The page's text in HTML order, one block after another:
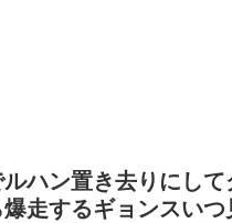
ハン置き去りにして
走するギョンスいつ